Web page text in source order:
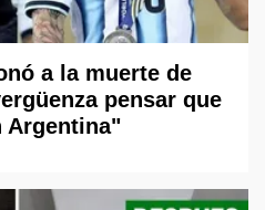
a la muerte de
pensar que
Argentina"